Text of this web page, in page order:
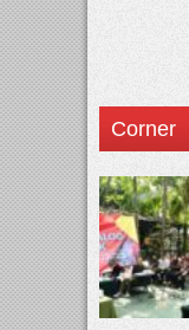
Corner